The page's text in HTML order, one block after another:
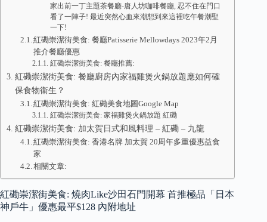
家出前一丁主題茶餐廳-唐人坊咖啡餐廳, 忍不住在門口
看了一陣子! 最近突然心血來潮想到來這裡吃午餐潮聖
一下!
紅磡崇潔街美食: 餐廳Patisserie Mellowdays 2023年2月
推介餐廳優惠
紅磡崇潔街美食: 餐廳推薦:
紅磡崇潔街美食: 餐廳廚房內家福雞煲火鍋放題應如何確
保食物衞生？
紅磡崇潔街美食: 紅磡美食地圖Google Map
紅磡崇潔街美食: 家福雞煲火鍋放題 紅磡
紅磡崇潔街美食: 加太賀日式和風料理 – 紅磡 – 九龍
紅磡崇潔街美食: 香港名牌 加太賀 20周年多重優惠益食
家
相關文章:
紅磡崇潔街美食: 燒肉Like沙田石門開幕 首推極品「日本
神戶牛」優惠最平$128 內附地址